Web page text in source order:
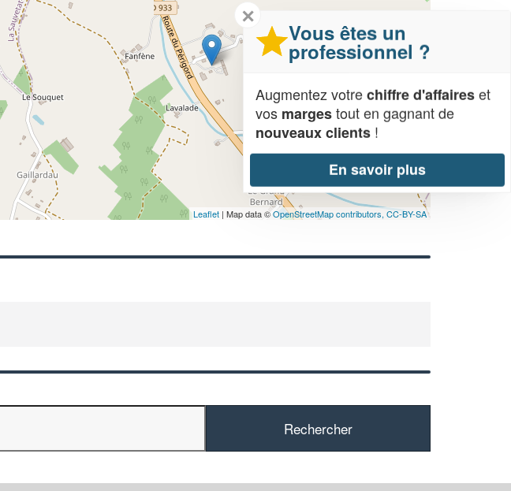
Leaflet | Map data ©OpenStreetMap contributors, CC-BY-SA
✕
Vous êtes un
professionnel ?
Augmentez votrechiffre d'affaireset
vos margestout en gagnant de
nouveaux clients !
En savoir plus